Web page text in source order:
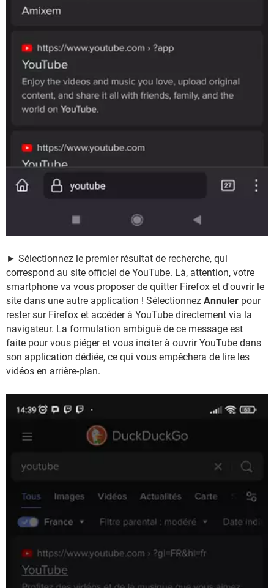
► Sélectionnez le premier résultat de recherche, qui
correspond au site officiel de YouTube. Là, attention, votre
smartphone va vous proposer de quitter Firefox et d'ouvrir le
site dans une autre application ! Sélectionnez Annuler pour
rester sur Firefox et accéder à YouTube directement via la
navigateur. La formulation ambiguë de ce message est
faite pour vous piéger et vous inciter à ouvrir YouTube dans
son application dédiée, ce qui vous empêchera de lire les
vidéos en arrière-plan.